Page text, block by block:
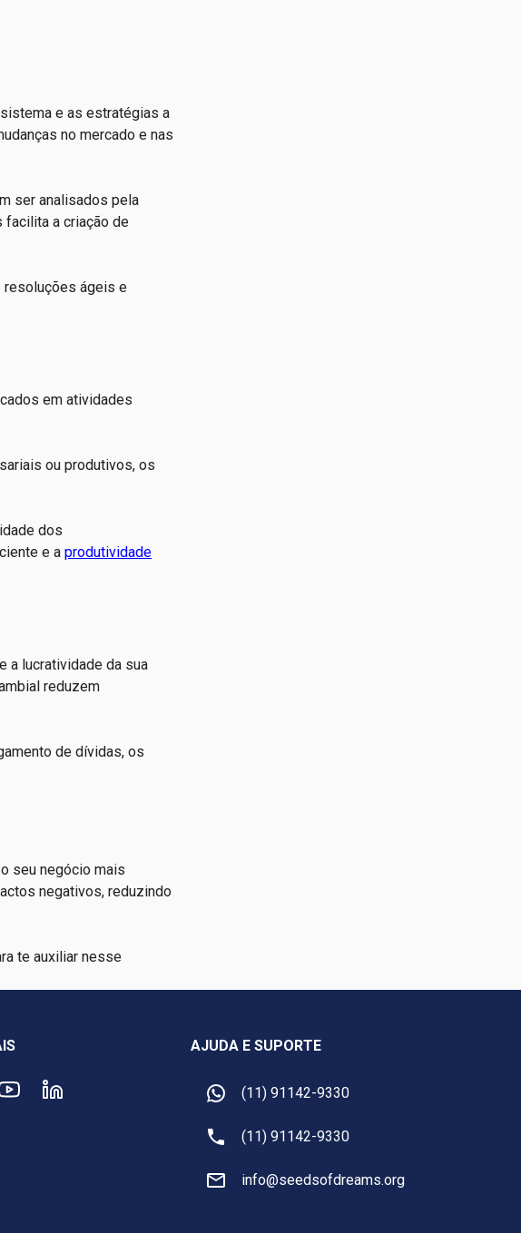
e as estratégias a
no mercado e nas
ser analisados pela
a criação de
resoluções ágeis e
em atividades
ou produtivos, os
dos
e a produtividade
a lucratividade da sua
reduzem
de dívidas, os
seu negócio mais
negativos, reduzindo
te auxiliar nesse
AJUDA E SUPORTE
(11) 91142-9330
(11) 91142-9330
info@seedsofdreams.org